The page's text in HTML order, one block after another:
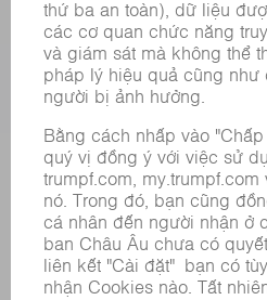
CÁC LĨNH VỰC
DOANH NGHIỆP
SỰ NGHIỆP
VỊ TRÍ TUYỂN DỤNG
HỒ SƠ NĂNG LỰC CỦA TẬP ĐOÀN
BÁO CÁO THƯỜNG NIÊN
NGUYÊN TẮC DOANH NGHIỆP
TUÂN THỦ
HỆ THỐNG TỐ CÁO
BẢO MẬT
THÔNG CÁO BÁO CHÍ
TẠP CHÍ
TÍNH BỀN VỮNG